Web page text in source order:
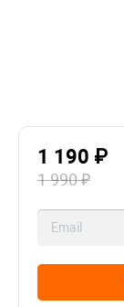
1 190 ₽
1 990 ₽